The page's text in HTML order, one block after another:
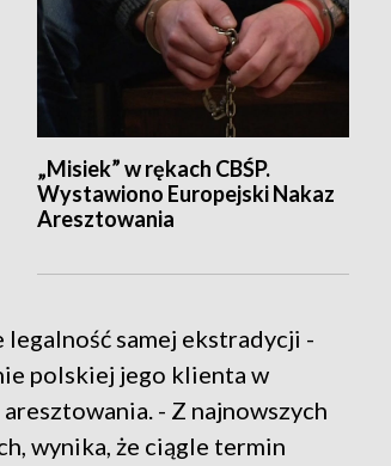
„Misiek” w rękach CBŚP.
Wystawiono Europejski Nakaz
Aresztowania
samej ekstradycji -
polskiej jego klienta w
- Z najnowszych
wynika, że ciągle termin